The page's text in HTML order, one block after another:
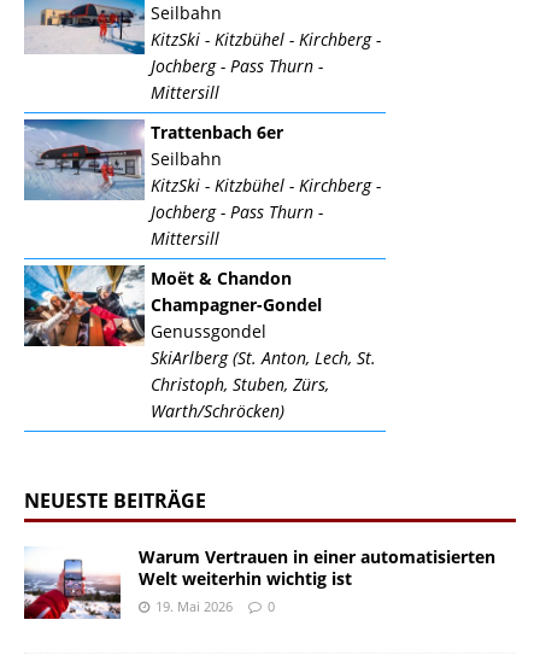
Seilbahn
KitzSki - Kitzbühel - Kirchberg -
Jochberg - Pass Thurn -
Mittersill
Trattenbach 6er
Seilbahn
KitzSki - Kitzbühel - Kirchberg -
Jochberg - Pass Thurn -
Mittersill
Moët & Chandon
Champagner-Gondel
Genussgondel
SkiArlberg (St. Anton, Lech, St.
Christoph, Stuben, Zürs,
Warth/Schröcken)
NEUESTE BEITRÄGE
Warum Vertrauen in einer automatisierten
Welt weiterhin wichtig ist
19. Mai 2026 0